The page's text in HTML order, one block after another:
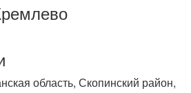
область, Скопинский район,